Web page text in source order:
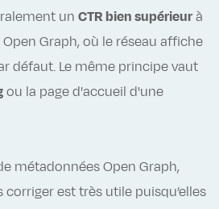
un CTR bien supérieur à
Graph, où le réseau affiche
défaut. Le même principe vaut
ou la page d'accueil d'une
métadonnées Open Graph,
corriger est très utile puisqu’elles